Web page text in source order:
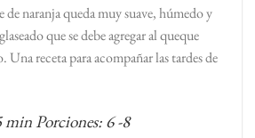
de naranja queda muy suave, húmedo y
que se debe agregar al queque
Una receta para acompañar las tardes de
Porciones: 6 -8